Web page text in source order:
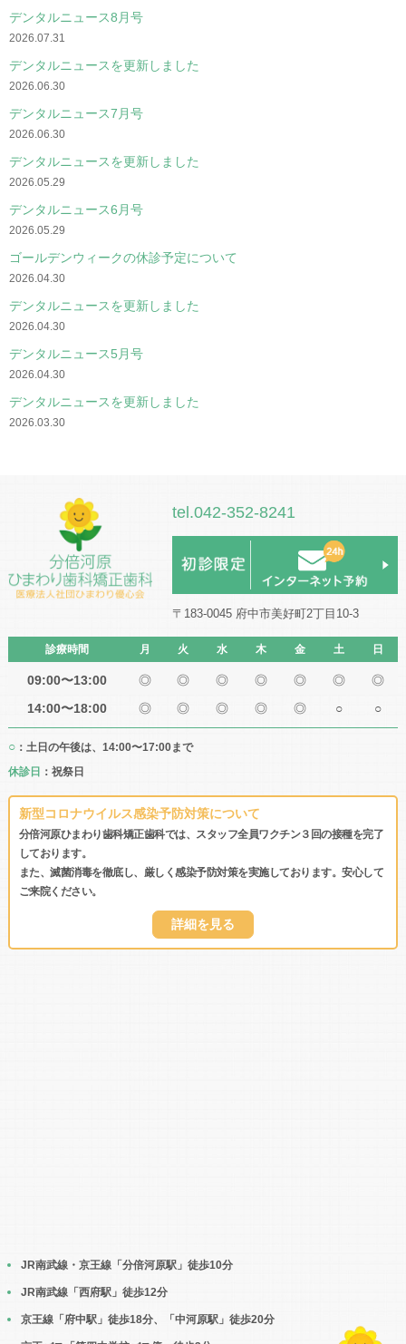
デンタルニュース8月号
2026.07.31
デンタルニュースを更新しました
2026.06.30
デンタルニュース7月号
2026.06.30
デンタルニュースを更新しました
2026.05.29
デンタルニュース6月号
2026.05.29
ゴールデンウィークの休診予定について
2026.04.30
デンタルニュースを更新しました
2026.04.30
デンタルニュース5月号
2026.04.30
デンタルニュースを更新しました
2026.03.30
tel.042-352-8241
〒183-0045 府中市美好町2丁目10-3
診療時間 月 火 水 木 金 土 日
09:00〜13:00 ◎ ◎ ◎ ◎ ◎ ◎
◎
14:00〜18:00
◎ ◎ ◎ ◎ ◎ ○ ○
○：土日の午後は、14:00〜17:00まで
休診日 ：祝祭日
新型コロナウイルス感染予防対策について
分倍河原ひまわり歯科矯正歯科では、スタッフ全員ワクチン３回の接種を完了
しております。
また、滅菌消毒を徹底し、厳しく感染予防対策を実施しております。安心して
ご来院ください。
詳細を見る
JR南武線・京王線「分倍河原駅」徒歩10分
JR南武線「西府駅」徒歩12分
京王線「府中駅」徒歩18分、「中河原駅」徒歩20分